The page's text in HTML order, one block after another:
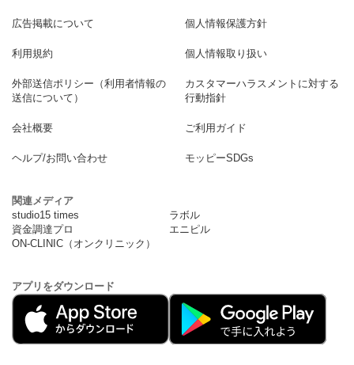
広告掲載について 個人情報保護方針
利用規約 個人情報取り扱い
外部送信ポリシー（利用者情報の
送信について）
カスタマーハラスメントに対する
行動指針
会社概要 ご利用ガイド
ヘルプ/お問い合わせ モッピーSDGs
関連メディア
studio15 times
ラボル
資金調達プロ
エニピル
ON-CLINIC（オンクリニック）
アプリをダウンロード